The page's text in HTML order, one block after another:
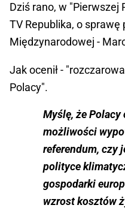
Dziś rano, w "Pierwszej
TV Republika, o sprawę
Międzynarodowej -
Jak ocenił -
Polacy".
Myślę, że
możliwości
referendum, czy
polityce
gospodarki
wzrost kosztów